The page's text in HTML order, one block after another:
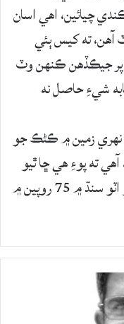
چيائين، اهي اسان
ته کيس ٻئي
جيڪڏهن ڪنهن وٽ
شيءِ حاصل نه
نهري زمين ۾ ڪڻڪ جو
ته پوءِ هي ڇا ٿيو
آهي، جو سڄي ملڪ کان وڌيڪ مهانگو اٽو سنڌ ۾ 75 روپين ۾